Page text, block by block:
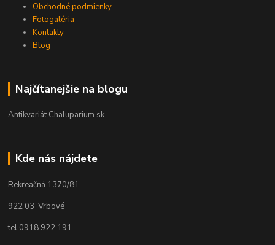
Obchodné podmienky
Fotogaléria
Kontakty
Blog
Najčítanejšie na blogu
Antikvariát Chaluparium.sk
Kde nás nájdete
Rekreačná 1370/81
922 03 Vrbové
tel 0918 922 191